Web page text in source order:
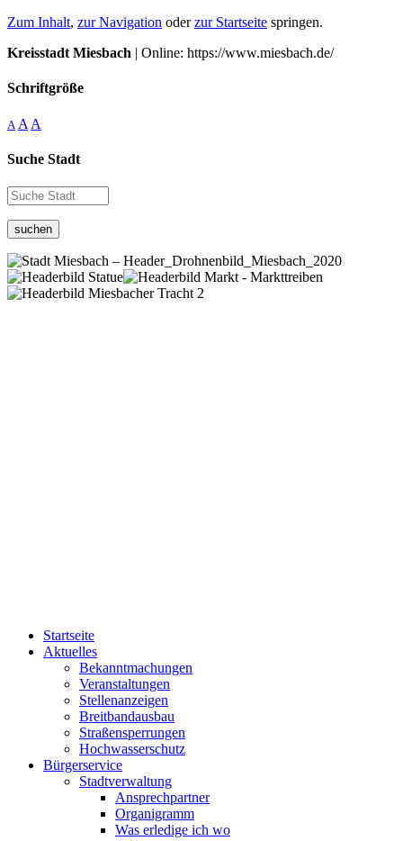
Zum Inhalt, zur Navigation oderzur Startseite springen.
Kreisstadt Miesbach | Online: https://www.miesbach.de/
Schriftgröße
A A A
Suche Stadt
suchen
Startseite
Aktuelles
Bekanntmachungen
Veranstaltungen
Stellenanzeigen
Breitbandausbau
Straßensperrungen
Hochwasserschutz
Bürgerservice
Stadtverwaltung
Ansprechpartner
Organigramm
Was erledige ich wo